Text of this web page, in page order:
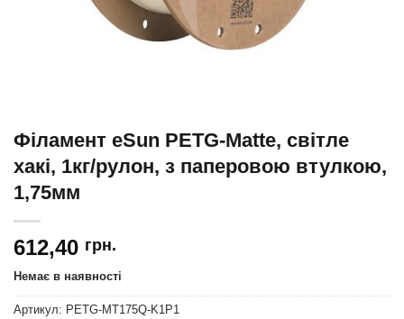
Філамент eSun PETG-Matte, світле
хакі, 1кг/рулон, з паперовою втулкою,
1,75мм
612,40 грн.
Немає в наявності
Артикул: PETG-MT175Q-K1P1